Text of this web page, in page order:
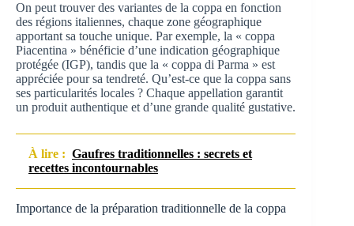
On peut trouver des variantes de la coppa en fonction
des régions italiennes, chaque zone géographique
apportant sa touche unique. Par exemple, la « coppa
Piacentina » bénéficie d’une indication géographique
protégée (IGP), tandis que la « coppa di Parma » est
appréciée pour sa tendreté. Qu’est-ce que la coppa sans
ses particularités locales ? Chaque appellation garantit
un produit authentique et d’une grande qualité gustative.
À lire : Gaufres traditionnelles : secrets et
recettes incontournables
Importance de la préparation traditionnelle de la coppa